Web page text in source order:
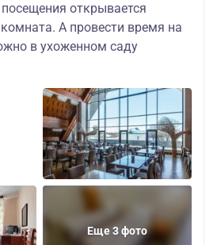
открывается
А провести время на
в ухоженном саду
Еще 3 фото